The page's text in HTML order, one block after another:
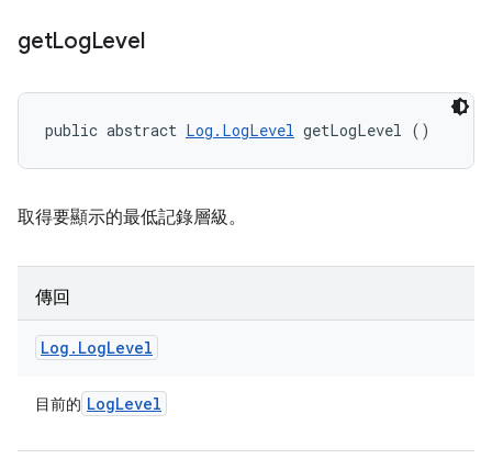
getLogLevel
public abstract Log.LogLevel getLogLevel ()
取得要顯示的最低記錄層級。
傳回
Log . LogLevel
目前的 LogLevel